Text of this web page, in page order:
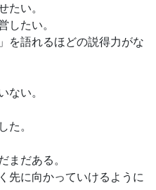
たい。
したい。
を語れるほどの説得力がな
ない。
た。
まだある。
先に向かっていけるように